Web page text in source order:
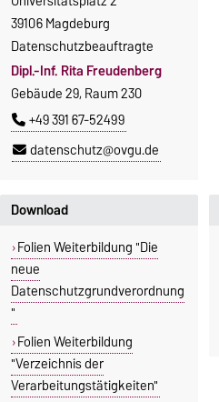
39106 Magdeburg
Datenschutzbeauftragte
Dipl.-Inf. Rita Freudenberg
Gebäude 29, Raum 230
+49 391 67-52499
datenschutz@ovgu.de
Download
Folien Weiterbildung "Die
neue
Datenschutzgrundverordnung
"
Folien Weiterbildung
"Verzeichnis der
Verarbeitungstätigkeiten"